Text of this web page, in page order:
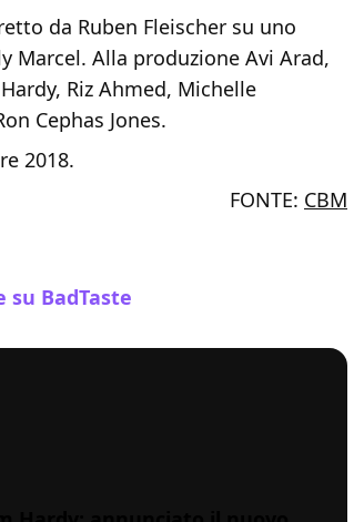
da Ruben Fleischer su uno
Marcel. Alla produzione Avi Arad,
Riz Ahmed, Michelle
Cephas Jones.
2018.
FONTE: CBM
su BadTaste